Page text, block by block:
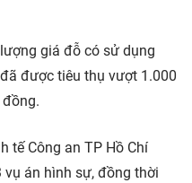
giá đỗ có sử dụng
được tiêu thụ vượt 1.000
tế Công an TP Hồ Chí
án hình sự, đồng thời